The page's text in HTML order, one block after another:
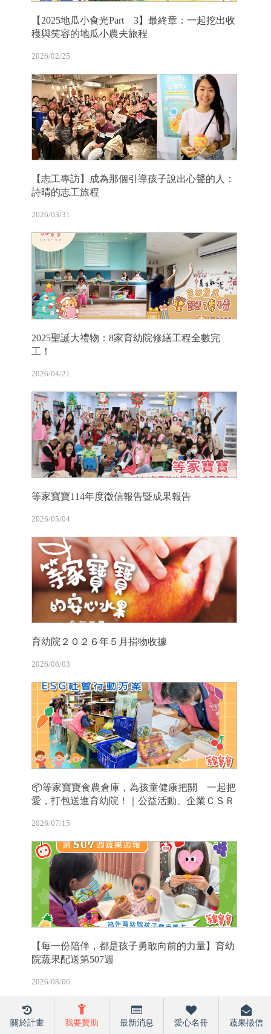
【2025地瓜小食光Part 3】最終章：一起挖出收
穫與笑容的地瓜小農夫旅程
2026/02/25
【志工專訪】成為那個引導孩子說出心聲的人：
詩晴的志工旅程
2026/03/31
2025聖誕大禮物：8家育幼院修繕工程全數完
工！
2026/04/21
等家寶寶114年度徵信報告暨成果報告
2026/05/04
育幼院２０２６年５月捐物收據
2026/08/03
📦等家寶寶食農倉庫，為孩童健康把關 一起把
愛，打包送進育幼院！｜公益活動、企業ＣＳＲ
2026/07/15
【每一份陪伴，都是孩子勇敢向前的力量】育幼
院蔬果配送第507週
2026/08/06
關於計畫 我要贊助 最新消息 愛心名冊 蔬果徵信